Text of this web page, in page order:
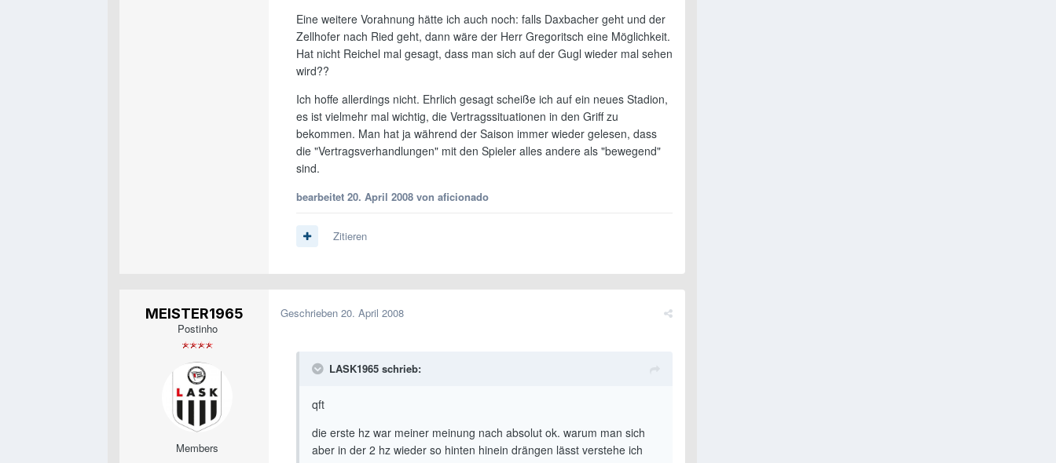
Eine weitere Vorahnung hätte ich auch noch: falls Daxbacher geht und der
Zellhofer nach Ried geht, dann wäre der Herr Gregoritsch eine Möglichkeit.
Hat nicht Reichel mal gesagt, dass man sich auf der Gugl wieder mal sehen
wird??
Ich hoffe allerdings nicht. Ehrlich gesagt scheiße ich auf ein neues Stadion,
es ist vielmehr mal wichtig, die Vertragssituationen in den Griff zu
bekommen. Man hat ja während der Saison immer wieder gelesen, dass
die "Vertragsverhandlungen" mit den Spieler alles andere als "bewegend"
sind.
bearbeitet 20. April 2008 von aficionado
Zitieren
MEISTER1965
Postinho
Members
Geschrieben 20. April 2008
LASK1965 schrieb:
qft
die erste hz war meiner meinung nach absolut ok. warum man sich
aber in der 2 hz wieder so hinten hinein drängen lässt verstehe ich